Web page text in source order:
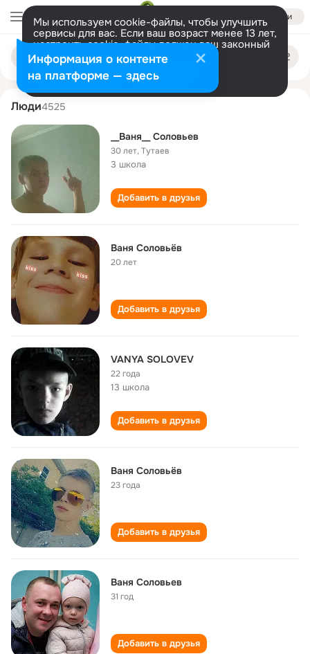
Войти
Мы используем cookie-файлы, чтобы улучшить
сервисы для вас. Если ваш возраст менее 13 лет,
настроить cookie-файлы должен ваш законный
представитель. Больше информации
Разрешить все Настроить
Поиск
людям
vanya solovyov
Люди4525
__Ваня__ Соловьев
30 лет,Тутаев
3 школа
Добавить в друзья
Ваня Соловьëв
20 лет
Добавить в друзья
VANYA SOLOVEV
22 года
13 школа
Добавить в друзья
Ваня Соловьёв
23 года
Добавить в друзья
Ваня Соловьев
31 год
Добавить в друзья
Информация о контенте
на платформе — здесь